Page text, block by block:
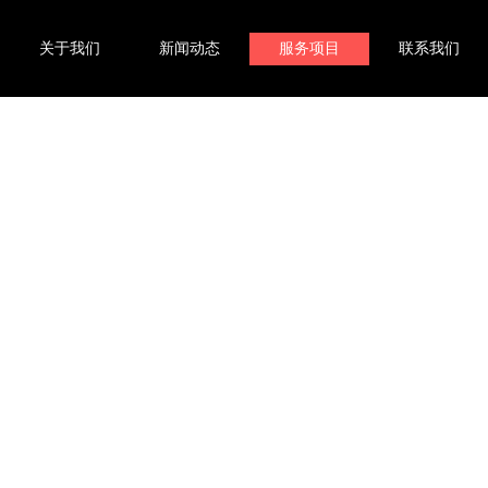
关于我们 新闻动态 服务项目 联系我们